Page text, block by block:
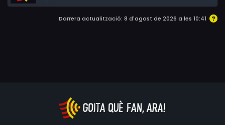
Darrera actualització: 8 d'agost de 2026 a les 10:41